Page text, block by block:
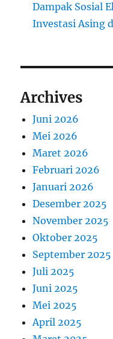
Dampak Sosial
Investasi Asing
Archives
Juni 2026
Mei 2026
Maret 2026
Februari 2026
Januari 2026
Desember 2025
November 2025
Oktober 2025
September 2025
Juli 2025
Juni 2025
Mei 2025
April 2025